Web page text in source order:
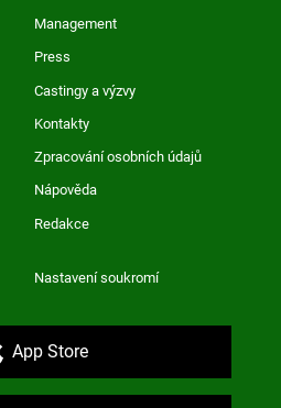
Management
Press
Castingy a výzvy
Kontakty
Zpracování osobních údajů
Nápověda
Redakce
Nastavení soukromí
App Store